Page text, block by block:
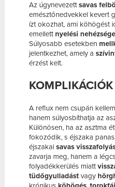
Az úgynevezettsavas
emésztőnedvekkel kevert
ízt okozhat, ami köhögést
emellett nyelési
Súlyosabb esetekben
jelentkezhet, amely a
érzést kelt.
KOMPLIKÁCIÓK
A reflux nem csupán
hanem súlyosbíthatja az
Különösen, ha az asztma
fokozódik, s éjszaka
éjszakai savas
zavarja meg, hanem a
folyadékkerülés miatt
tüdőgyulladást vagy